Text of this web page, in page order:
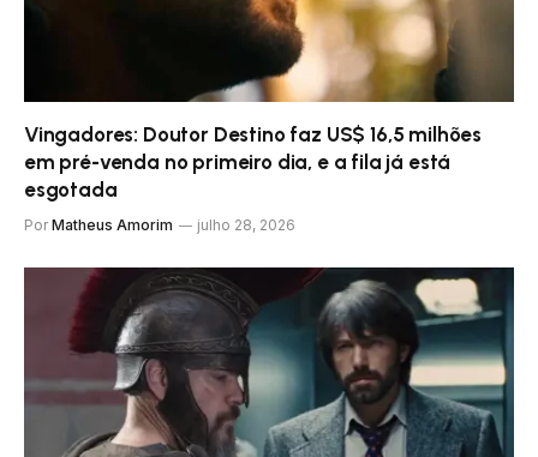
Vingadores: Doutor Destino faz US$ 16,5 milhões
em pré-venda no primeiro dia, e a fila já está
esgotada
Por Matheus Amorim julho 28, 2026